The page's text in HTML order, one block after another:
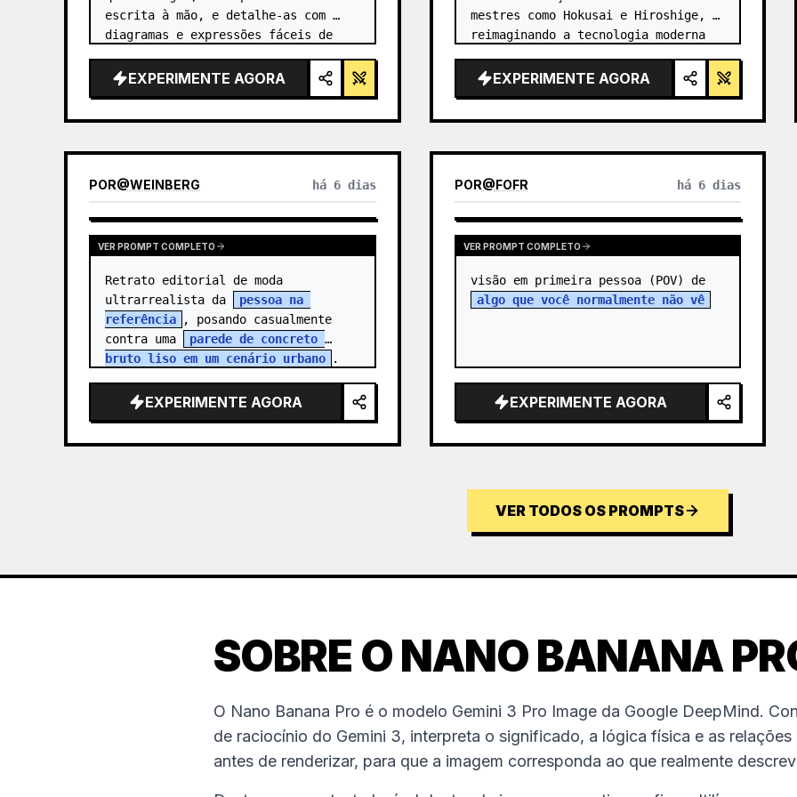
escrita à mão, e detalhe-as com
diagramas e expressões fáceis de
tivesse escrito.
EXPERIMENTE AGORA
mestres como Hokusai e Hiroshige,
reimaginando a tecnologia moderna
EXPERIMENTE AGORA
POR@WEINBERG há 6 dias
VER PROMPT COMPLETO
Retrato editorial de moda
ultrarrealista da
pessoa na
referência
, posando casualmente
contra uma
parede de concreto
bruto liso em um cenário urbano
.
expressã…EXPERIMENTE AGORA
POR@FOFR há 6 dias
VER PROMPT COMPLETO
visão em primeira pessoa (POV) de
algo que você normalmente não vê
EXPERIMENTE AGORA
VER TODOS OS PROMPTS
SOBRE O NANO BANANA
O Nano Banana Pro é o modelo Gemini 3 Pro Image da Google DeepMind.
de raciocínio do Gemini 3, interpreta o significado, a lógica física e as
antes de renderizar, para que a imagem corresponda ao que realmente